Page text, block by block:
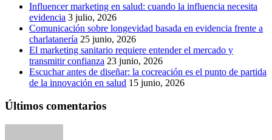
Influencer marketing en salud: cuando la influencia necesita
evidencia 3 julio, 2026
Comunicación sobre longevidad basada en evidencia frente a
charlatanería 25 junio, 2026
El marketing sanitario requiere entender el mercado y
transmitir confianza 23 junio, 2026
Escuchar antes de diseñar: la cocreación es el punto de partida
de la innovación en salud 15 junio, 2026
Últimos comentarios